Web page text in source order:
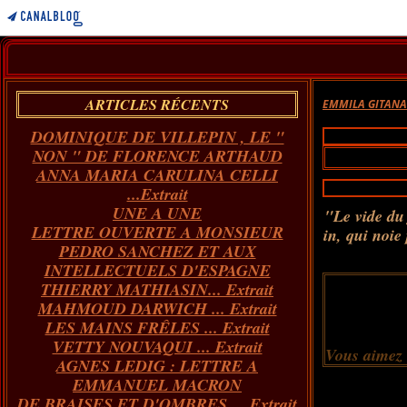
ARTICLES RÉCENTS
DOMINIQUE DE VILLEPIN , LE "
NON " DE FLORENCE ARTHAUD
ANNA MARIA CARULINA CELLI
...Extrait
UNE A UNE
LETTRE OUVERTE A MONSIEUR
PEDRO SANCHEZ ET AUX
INTELLECTUELS D'ESPAGNE
THIERRY MATHIASIN... Extrait
MAHMOUD DARWICH ... Extrait
LES MAINS FRÊLES ... Extrait
VETTY NOUVAQUI ... Extrait
AGNES LEDIG : LETTRE A
EMMANUEL MACRON
EMMILA GITANA
"Le vide
in, qui noie
Vous aimez